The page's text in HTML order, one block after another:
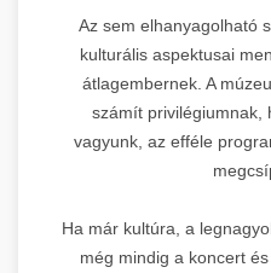
Az sem elhanyagolható
kulturális aspektusai
átlagembernek. A
számít privilégiumnak,
vagyunk, az efféle
Ha már kultúra, a
még mindig a koncert